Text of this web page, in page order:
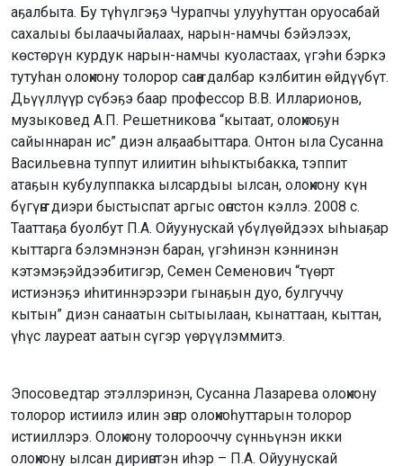
аҕалбыта. Бу түһүлгэҕэ Чурапчы улууһуттан оруосабай
сахалыы былаачыйалаах, нарын-намчы бэйэлээх,
көстөрүн курдук нарын-намчы куоластаах, үгэһи бэркэ
тутуһан олоҥхону толорор саҥа далбар кэлбитин өйдүүбүт.
Дьүүллүүр сүбэҕэ баар профессор В.В. Илларионов,
музыковед А.П. Решетникова “кытаат, олоҥхоҕун
сайыннаран ис” диэн алҕаабыттара. Онтон ыла Сусанна
Васильевна туппут илиитин ыһыктыбакка, тэппит
атаҕын кубулуппакка ылсардыы ылсан, олоҥхону күн
бүгүҥҥэ диэри быстыспат аргыс оҥостон кэллэ. 2008 с.
Тааттаҕа буолбут П.А. Ойуунускай үбүлүөйдээх ыһыаҕар
кыттарга бэлэмнэнэн баран, үгэһинэн кэннинэн
кэтэмэҕэйдээбитигэр, Семен Семенович “түөрт
истиэнэҕэ иһитиннэрээри гынаҕын дуо, булгуччу
кытын” диэн санаатын сытыылаан, кынаттаан, кыттан,
үһүс лауреат аатын сүгэр үөрүүлэммитэ.
Эпосоведтар этэллэринэн, Сусанна Лазарева олоҥхону
толорор истиилэ илин эҥэр олоҥхоһуттарын толорор
истииллэрэ. Олоҥхону толорооччу сүнньүнэн икки
олоҥхону ылсан дириҥэтэн иһэр – П.А. Ойуунускай